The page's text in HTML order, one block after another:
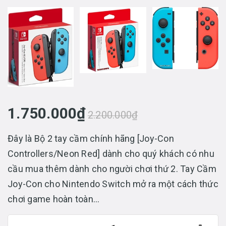
1.750.000₫2.200.000₫
Đây là Bộ 2 tay cầm chính hãng [Joy-Con
Controllers/Neon Red] dành cho quý khách có nhu
cầu mua thêm dành cho người chơi thứ 2. Tay Cầm
Joy-Con cho Nintendo Switch mở ra một cách thức
chơi game hoàn toàn...